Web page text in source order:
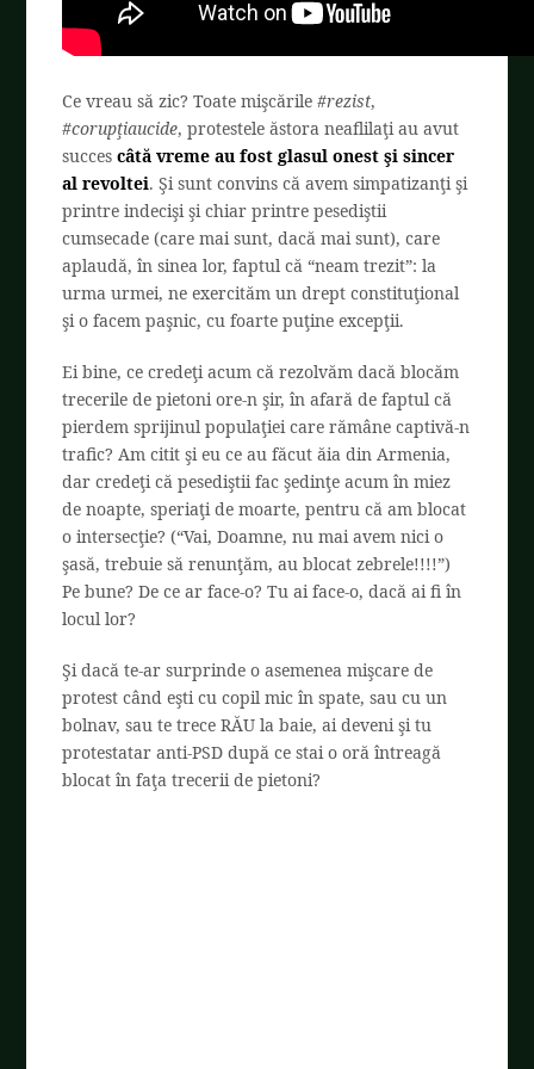
Ce vreau să zic? Toate mişcările#rezist,
#corupţiaucide, protestele ăstora neaflilaţi au avut
succescâtă vreme au fost glasul onest şi sincer
al revoltei. Şi sunt convins că avem simpatizanţi şi
printre indecişi şi chiar printre pesediştii
cumsecade (care mai sunt, dacă mai sunt), care
aplaudă, în sinea lor, faptul că “neam trezit”: la
urma urmei, ne exercităm un drept constituţional
şi o facem paşnic, cu foarte puţine excepţii.
Ei bine, ce credeţi acum că rezolvăm dacă blocăm
trecerile de pietoni ore-n şir, în afară de faptul că
pierdem sprijinul populaţiei care rămâne captivă-n
trafic? Am citit şi eu ce au făcut ăia din Armenia,
dar credeţi că pesediştii fac şedinţe acum în miez
de noapte, speriaţi de moarte, pentru că am blocat
o intersecţie? (“Vai, Doamne, nu mai avem nici o
şasă, trebuie să renunţăm, au blocat zebrele!!!!”)
Pe bune? De ce ar face-o? Tu ai face-o, dacă ai fi în
locul lor?
Şi dacă te-ar surprinde o asemenea mişcare de
protest când eşti cu copil mic în spate, sau cu un
bolnav, sau te trece RĂU la baie, ai deveni şi tu
protestatar anti-PSD după ce stai o oră întreagă
blocat în faţa trecerii de pietoni?